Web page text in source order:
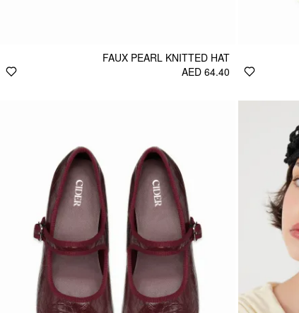
FAUX PEARL KNITTED HAT
AED 64.40